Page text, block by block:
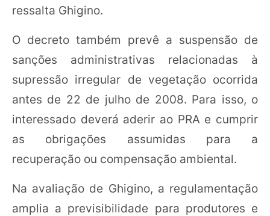
ressalta Ghigino.
O decreto também prevê a suspensão de
sanções administrativas relacionadas à
supressão irregular de vegetação ocorrida
antes de 22 de julho de 2008. Para isso, o
interessado deverá aderir ao PRA e cumprir
as obrigações assumidas para a
recuperação ou compensação ambiental.
Na avaliação de Ghigino, a regulamentação
amplia a previsibilidade para produtores e